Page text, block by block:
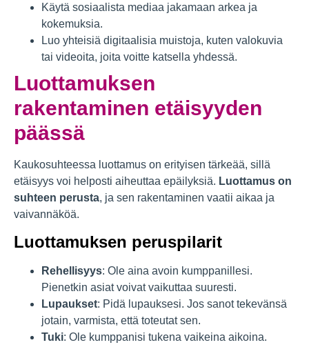
Käytä sosiaalista mediaa jakamaan arkea ja
kokemuksia.
Luo yhteisiä digitaalisia muistoja, kuten valokuvia
tai videoita, joita voitte katsella yhdessä.
Luottamuksen
rakentaminen etäisyyden
päässä
Kaukosuhteessa luottamus on erityisen tärkeää, sillä
etäisyys voi helposti aiheuttaa epäilyksiä. Luottamus on
suhteen perusta, ja sen rakentaminen vaatii aikaa ja
vaivannäköä.
Luottamuksen peruspilarit
Rehellisyys: Ole aina avoin kumppanillesi.
Pienetkin asiat voivat vaikuttaa suuresti.
Lupaukset: Pidä lupauksesi. Jos sanot tekevänsä
jotain, varmista, että toteutat sen.
Tuki: Ole kumppanisi tukena vaikeina aikoina.